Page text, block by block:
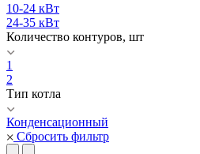
10-24 кВт
24-35 кВт
Количество контуров, шт
1
2
Тип котла
Конденсационный
Сбросить фильтр